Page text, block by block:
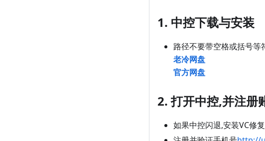
1. 中控下载与安装
路径不要带空格或括号等
老冷网盘
官方网盘
2. 打开中控,并注册
如果中控闪退,安装VC修